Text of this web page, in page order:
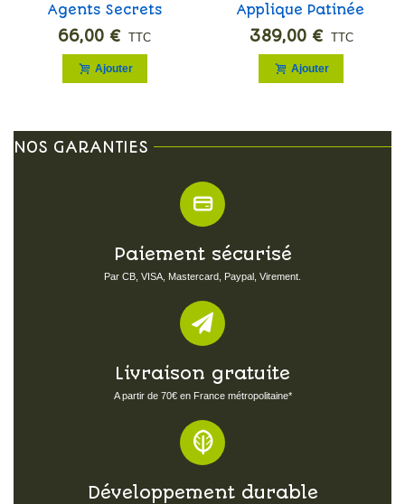
Agents Secrets
66,00 € TTC
Ajouter
Applique Patinée
"Roman Noir"
389,00 € TTC
Ajouter
NOS GARANTIES
Paiement sécurisé
Par CB, VISA, Mastercard, Paypal, Virement.
Livraison gratuite
A partir de 70€ en France métropolitaine*
Développement durable